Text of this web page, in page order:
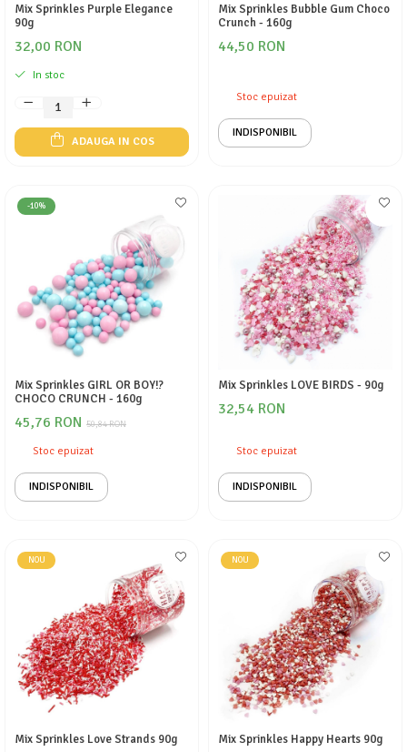
Mix Sprinkles Purple Elegance
90g
32,00 RON
In stoc
ADAUGA IN COS
Mix Sprinkles Bubble Gum Choco
Crunch - 160g
44,50 RON
Stoc epuizat
INDISPONIBIL
-10%
Mix Sprinkles GIRL OR BOY!?
CHOCO CRUNCH - 160g
50,84 RON
45,76 RON
Stoc epuizat
INDISPONIBIL
Mix Sprinkles LOVE BIRDS - 90g
32,54 RON
Stoc epuizat
INDISPONIBIL
NOU
Mix Sprinkles Love Strands 90g
NOU
Mix Sprinkles Happy Hearts 90g